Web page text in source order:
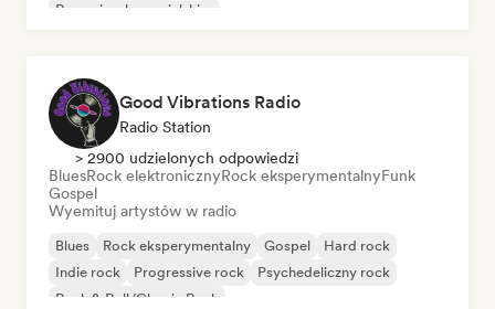
Rap w języku angielskim
Good Vibrations Radio
Radio Station
> 2900 udzielonych odpowiedzi
BluesRock elektronicznyRock eksperymentalnyFunk
Gospel
Wyemituj artystów w radio
Blues Rock eksperymentalny Gospel
Hard rock
Indie rock
Progressive rock
Psychedeliczny rock
Rock & Roll/Classic Rock